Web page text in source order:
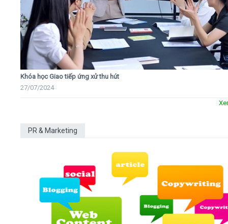
Khóa học Giao tiếp ứng xử thu hút
27/07/2024
PR & Marketing